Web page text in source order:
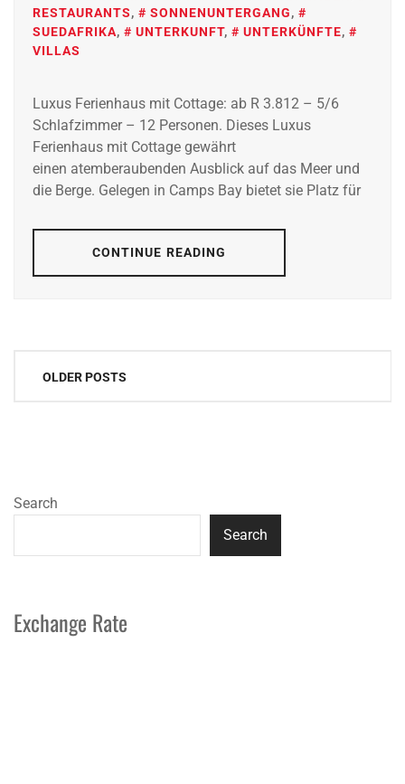
RESTAURANTS, SONNENUNTERGANG,
SUEDAFRIKA, UNTERKUNFT, UNTERKÜNFTE,
VILLAS
Luxus Ferienhaus mit Cottage: ab R 3.812 – 5/6
Schlafzimmer – 12 Personen. Dieses Luxus
Ferienhaus mit Cottage gewährt
einen atemberaubenden Ausblick auf das Meer und
die Berge. Gelegen in Camps Bay bietet sie Platz für
CONTINUE READING
PostsOLDER POSTS
Search
Search
Exchange Rate